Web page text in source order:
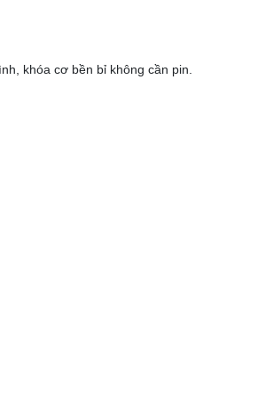
khóa cơ bền bỉ không cần pin.